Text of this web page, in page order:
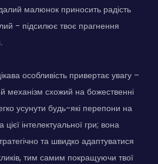
малюнок приносить радість
- підсилює твоє прагнення
особливість привертає увагу –
механізм схожий на божественні
усунути будь-які перепони на
інтелектуальної гри; вона
та швидко адаптуватися
тим самим покращуючи твої